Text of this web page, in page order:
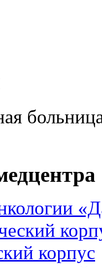
корпус